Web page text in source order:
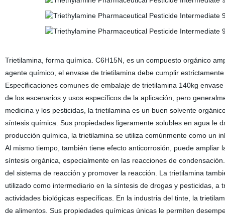
Trietilamina, forma química. C6H15N, es un compuesto orgánico
agente químico, el envase de trietilamina debe cumplir
Especificaciones comunes de embalaje de trietilamina 140kg
de los escenarios y usos específicos de la aplicación, pero
medicina y los pesticidas, la trietilamina es un buen solvente
síntesis química. Sus propiedades ligeramente solubles en agua le
producción química, la trietilamina se utiliza comúnmente como un
Al mismo tiempo, también tiene efecto anticorrosión, puede
síntesis orgánica, especialmente en las reacciones de
del sistema de reacción y promover la reacción. La trietilamina
utilizado como intermediario en la síntesis de drogas y pesticidas,
actividades biológicas específicas. En la industria del tinte, la
de alimentos. Sus propiedades químicas únicas le permiten